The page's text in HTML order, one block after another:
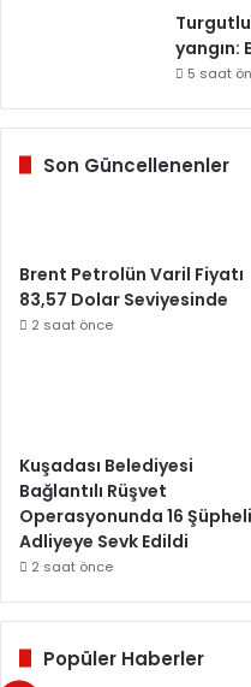
yangın:
5 saat
Son Güncellenenler
Brent Petrolün Varil Fiyatı
83,57 Dolar Seviyesinde
2 saat önce
Kuşadası Belediyesi
Bağlantılı Rüşvet
Operasyonunda 16 Şüpheli
Adliyeye Sevk Edildi
2 saat önce
Popüler Haberler